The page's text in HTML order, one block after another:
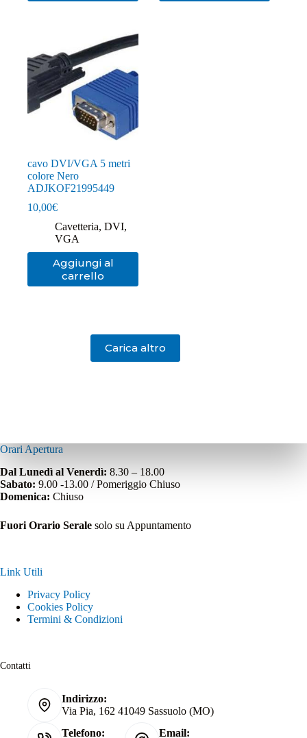
cavo DVI/VGA 5 metri
colore Nero
ADJKOF21995449
10,00€
Cavetteria, DVI,
VGA
Aggiungi al
carrello
Carica altro
Orari Apertura
Dal Lunedì al Venerdì: 8.30 – 18.00
Sabato: 9.00 -13.00 / Pomeriggio Chiuso
Domenica: Chiuso
Fuori Orario Serale solo su Appuntamento
Link Utili
Privacy Policy
Cookies Policy
Termini & Condizioni
Contatti
Indirizzo:
Via Pia, 162 41049 Sassuolo (MO)
Telefono:
Email: